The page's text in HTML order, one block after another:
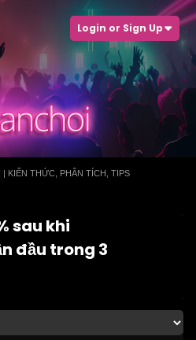
Login or Sign Up
KIẾN THỨC, PHÂN TÍCH, TIPS
sau khi
đầu trong 3